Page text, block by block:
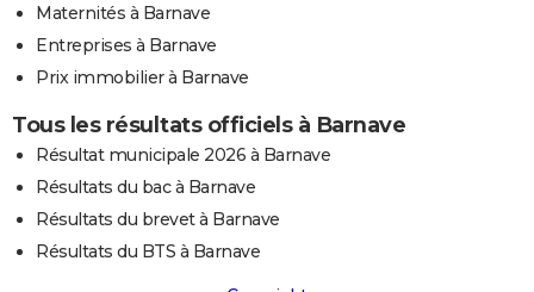
Maternités à Barnave
Entreprises à Barnave
Prix immobilier à Barnave
Tous les résultats officiels à Barnave
Résultat municipale 2026 à Barnave
Résultats du bac à Barnave
Résultats du brevet à Barnave
Résultats du BTS à Barnave